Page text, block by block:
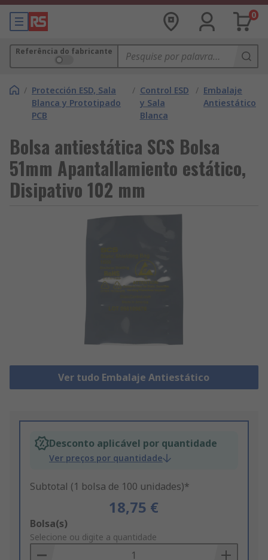
0
Referência do fabricante
/ Protección ESD, Sala
Blanca y Prototipado
PCB
/ Control ESD
y Sala
Blanca
/ Embalaje
Antiestático
Bolsa antiestática SCS Bolsa
51mm Apantallamiento estático,
Disipativo 102 mm
Ver tudo Embalaje Antiestático
Desconto aplicável por quantidade
Ver preços por quantidade
Subtotal (1 bolsa de 100 unidades)*
18,75 €
Add
to
Basket
Bolsa(s)
Selecione ou digite a quantidade